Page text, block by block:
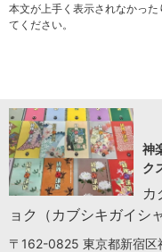
本文が上手く表示されなかっ
てください。
神
ク
カ
ョク（カブシキガイシ
〒162-0825 東京都新宿